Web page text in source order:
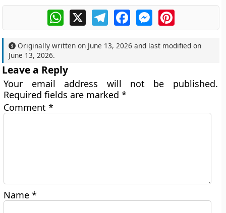
WhatsApp
X TelegramFacebookMessengerPinterest
Originally written on June 13, 2026 and last modified on
June 13, 2026.
Leave a Reply
Your email address will not be published.
Required fields are marked*
Comment*
Name*